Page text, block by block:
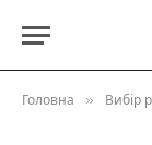
Головна » Вибір